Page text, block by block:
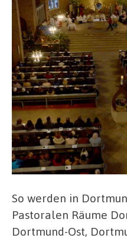
So werden in
Pastoralen Räume
Dortmund-Ost,